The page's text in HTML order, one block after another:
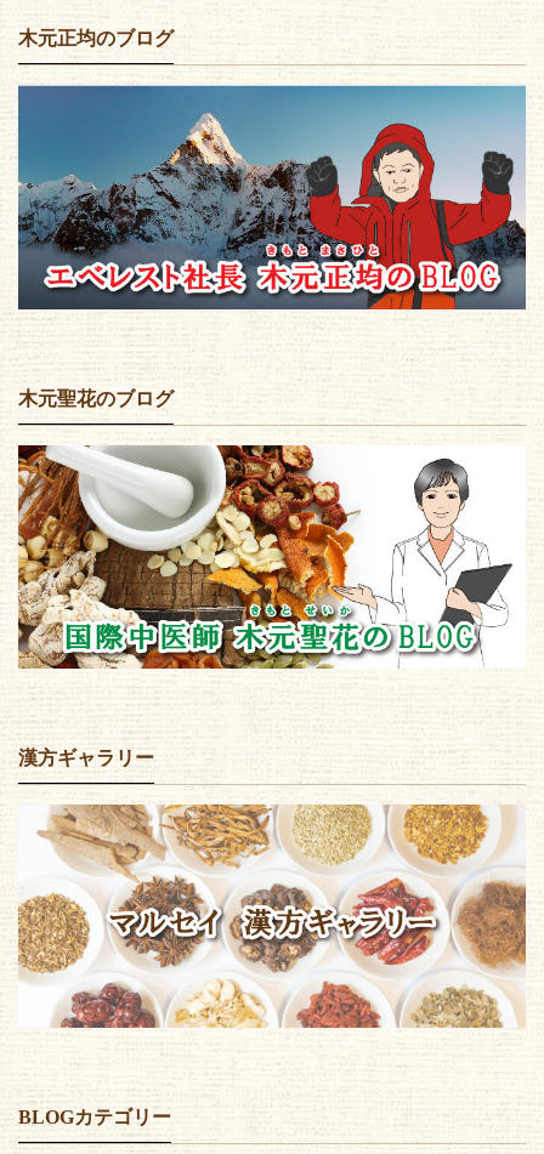
木元正均のブログ
木元聖花のブログ
漢方ギャラリー
BLOGカテゴリー